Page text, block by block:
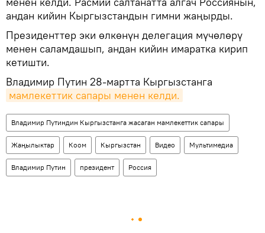
андан кийин Кыргызстандын гимни жаңырды.
Президенттер эки өлкөнүн делегация мүчөлөрү
менен саламдашып, андан кийин имаратка кирип
кетишти.
Владимир Путин 28-мартта Кыргызстанга
мамлекеттик сапары менен келди.
Владимир Путиндин Кыргызстанга жасаган мамлекеттик сапары
Жаңылыктар Коом Кыргызстан Видео Мультимедиа
Владимир Путин президент Россия